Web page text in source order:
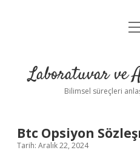
Yasal
Laboratuvar ve
Bilimsel süreçleri
Btc Opsiyon
Tarih: Aralık 22, 2024